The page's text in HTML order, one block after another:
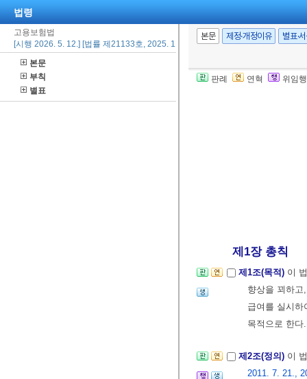
법령
고용보험법
[시행 2026. 5. 12.] [법률 제21133호, 2025. 11. 11., 일부개정]
본문
부칙
별표
본문 제정·개정이유 별표·
판례 연혁 위임
제1장 총칙
제1조(목적) 이
향상을 꾀하
급여를 실시
목적으로 한
제2조(정의) 이
2011. 7. 21.,